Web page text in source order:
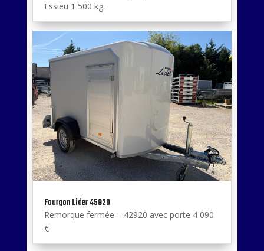
Essieu 1 500 kg.
Fourgon Lider 45920
Remorque fermée – 42920 avec porte 4 090
€